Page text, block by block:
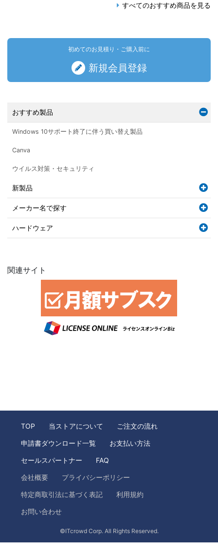
すべてのおすすめ商品を見る
初めてのお見積り・ご購入前に
新規会員登録
おすすめ製品
Windows 10サポート終了に伴う買い替え製品
Canva
ウイルス対策・セキュリティ
新製品
メーカー名で探す
ハードウェア
関連サイト
TOP 当ストアについて ご注文の流れ
申請書ダウンロード一覧 お支払い方法
セールスパートナー FAQ
会社概要 プライバシーポリシー
特定商取引法に基づく表記 利用規約
お問い合わせ
©ITcrowd Corp. All Rights Reserved.